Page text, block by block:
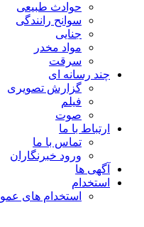
حوادث طبیعی
سوانح رانندگی
جنایی
مواد مخدر
سرقت
چند رسانه ای
گزارش تصویری
فیلم
صوت
ارتباط با ما
تماس با ما
ورود خبرنگاران
آگهی ها
استخدام
استخدام های